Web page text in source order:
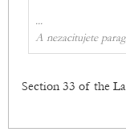
...
A nezacitujete
Section 33 of the